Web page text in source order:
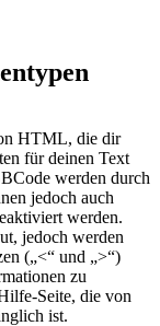
HTML, die dir
für deinen Text
werden durch
jedoch auch
werden.
jedoch werden
(„<“ und „>“)
zu
Seite, die von
ist.